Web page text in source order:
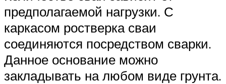
предполагаемой нагрузки. С
каркасом ростверка сваи
соединяются посредством сварки.
Данное основание можно
закладывать на любом виде грунта.